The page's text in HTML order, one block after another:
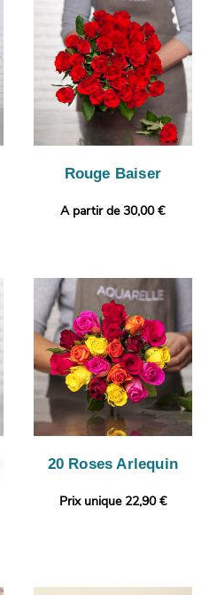
Rouge Baiser
A partir de 30,00 €
20 Roses Arlequin
Prix unique 22,90 €